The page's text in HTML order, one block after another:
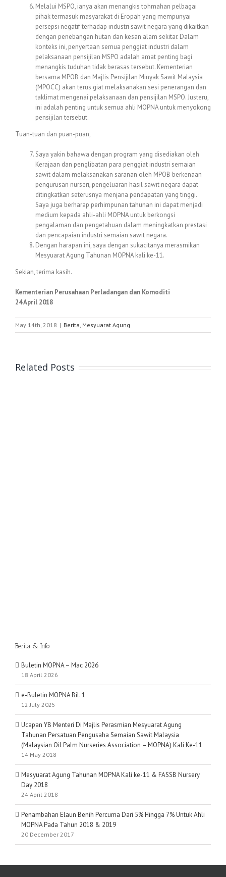
Melalui MSPO, ianya akan menangkis tohmahan pelbagai
pihak termasuk masyarakat di Eropah yang mempunyai
persepsi negatif terhadap industri sawit negara yang dikaitkan
dengan penebangan hutan dan kesan alam sekitar. Dalam
konteks ini, penyertaan semua penggiat industri dalam
pelaksanaan pensijilan MSPO adalah amat penting bagi
menangkis tuduhan tidak berasas tersebut. Kementerian
bersama MPOB dan Majlis Pensijilan Minyak Sawit Malaysia
(MPOCC) akan terus giat melaksanakan sesi penerangan dan
taklimat mengenai pelaksanaan dan pensijilan MSPO. Justeru,
ini adalah penting untuk semua ahli MOPNA untuk menyokong
pensijilan tersebut.
Tuan-tuan dan puan-puan,
Saya yakin bahawa dengan program yang disediakan oleh
Kerajaan dan penglibatan para penggiat industri semaian
sawit dalam melaksanakan saranan oleh MPOB berkenaan
pengurusan nurseri, pengeluaran hasil sawit negara dapat
ditingkatkan seterusnya menjana pendapatan yang tinggi.
Saya juga berharap perhimpunan tahunan ini dapat menjadi
medium kepada ahli-ahli MOPNA untuk berkongsi
pengalaman dan pengetahuan dalam meningkatkan prestasi
dan pencapaian industri semaian sawit negara.
Dengan harapan ini, saya dengan sukacitanya merasmikan
Mesyuarat Agung Tahunan MOPNA kali ke-11.
Sekian, terima kasih.
Kementerian Perusahaan Perladangan dan Komoditi
24 April 2018
May 14th, 2018 | Berita, Mesyuarat Agung
Related Posts
Berita & Info
Buletin MOPNA – Mac 2026
18 April 2026
e-Buletin MOPNA Bil. 1
12 July 2025
Ucapan YB Menteri Di Majlis Perasmian Mesyuarat Agung
Tahunan Persatuan Pengusaha Semaian Sawit Malaysia
(Malaysian Oil Palm Nurseries Association – MOPNA) Kali Ke-11
14 May 2018
Mesyuarat Agung Tahunan MOPNA Kali ke-11 & FASSB Nursery
Day 2018
24 April 2018
Penambahan Elaun Benih Percuma Dari 5% Hingga 7% Untuk Ahli
MOPNA Pada Tahun 2018 & 2019
20 December 2017